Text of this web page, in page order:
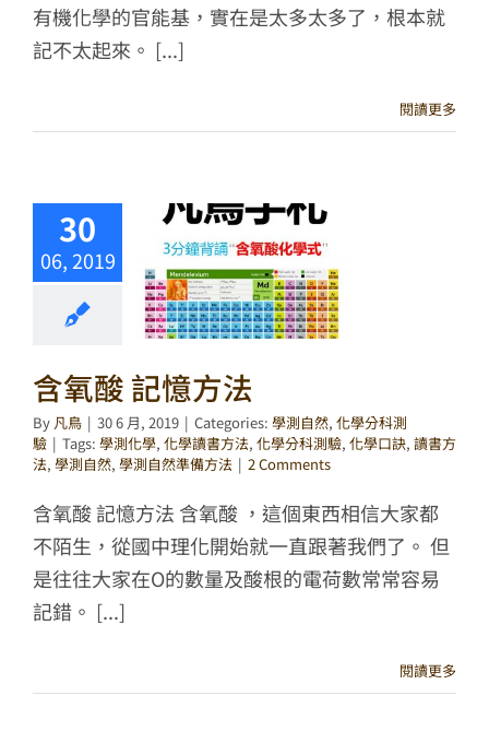
有機化學的官能基，實在是太多太多了，根本就
記不太起來。 [...]
閱讀更多
30
06, 2019
含氧酸 記憶方法
By 凡鳥 | 30 6 月, 2019 | Categories: 學測自然, 化學分科測
驗 | Tags: 學測化學, 化學讀書方法, 化學分科測驗, 化學口訣, 讀書方
法, 學測自然, 學測自然準備方法 | 2 Comments
含氧酸 記憶方法 含氧酸 ，這個東西相信大家都
不陌生，從國中理化開始就一直跟著我們了。 但
是往往大家在O的數量及酸根的電荷數常常容易
記錯。 [...]
閱讀更多